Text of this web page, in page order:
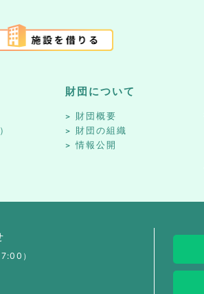
財団について
財団概要
財団の組織
情報公開
）